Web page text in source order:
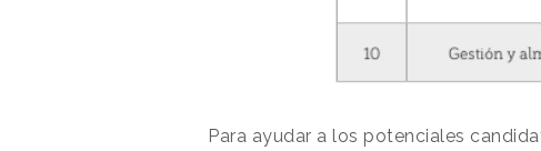
Para ayudar a los potenciales